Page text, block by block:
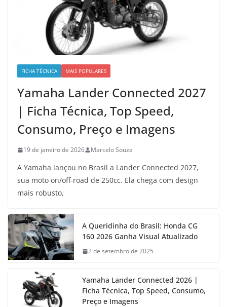
FICHA TÉCNICA MAIS POPULARES
Yamaha Lander Connected 2027
| Ficha Técnica, Top Speed,
Consumo, Preço e Imagens
19 de janeiro de 2026 Marcelo Souza
A Yamaha lançou no Brasil a Lander Connected 2027,
sua moto on/off-road de 250cc. Ela chega com design
mais robusto,
A Queridinha do Brasil: Honda CG
160 2026 Ganha Visual Atualizado
2 de setembro de 2025
Yamaha Lander Connected 2026 |
Ficha Técnica, Top Speed, Consumo,
Preço e Imagens